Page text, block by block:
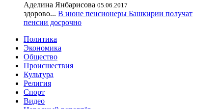
Аделина Янбарисова 05.06.2017
здорово... В июне пенсионеры Башкирии получат
пенсии досрочно
Политика
Экономика
Общество
Происшествия
Культура
Религия
Спорт
Видео